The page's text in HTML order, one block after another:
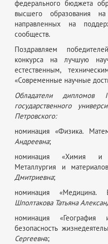
федерального бюджета
высшего образования
направленных на
сообществ.
Поздравляем
конкурса на лучшую
естественным,
«Современные научные
Обладатели дипломов
государственного
Петровского:
номинация «Физика.
Андреевна;
номинация «Химия и
Металлургия и
Дмитриевна;
номинация «Медицина.
Шполтакова Татьяна
номинация
безопасность
Сергеевна;